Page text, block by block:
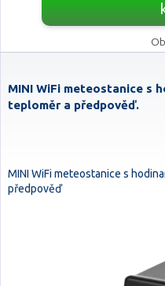
MINI WiFi meteostanice s
teploměr a předpověď.
MINI WiFi meteostanice s
předpověď